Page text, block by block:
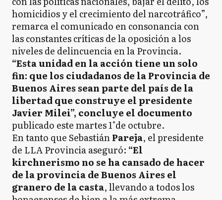
homicidios y el crecimiento del narcotráfico”,
remarca el comunicado en consonancia con
las constantes críticas de la oposición a los
niveles de delincuencia en la Provincia.
“Esta unidad en la acción tiene un solo
fin: que los ciudadanos de la Provincia de
Buenos Aires sean parte del país de la
libertad que construye el presidente
Javier Milei”, concluye el documento
publicado este martes 1°de octubre.
En tanto que SebastiánPareja, el presidente
de LLA Provincia aseguró: “El
kirchnerismo no se ha cansado de hacer
de la provincia de Buenos Aires el
granero de la casta, llevando a todos los